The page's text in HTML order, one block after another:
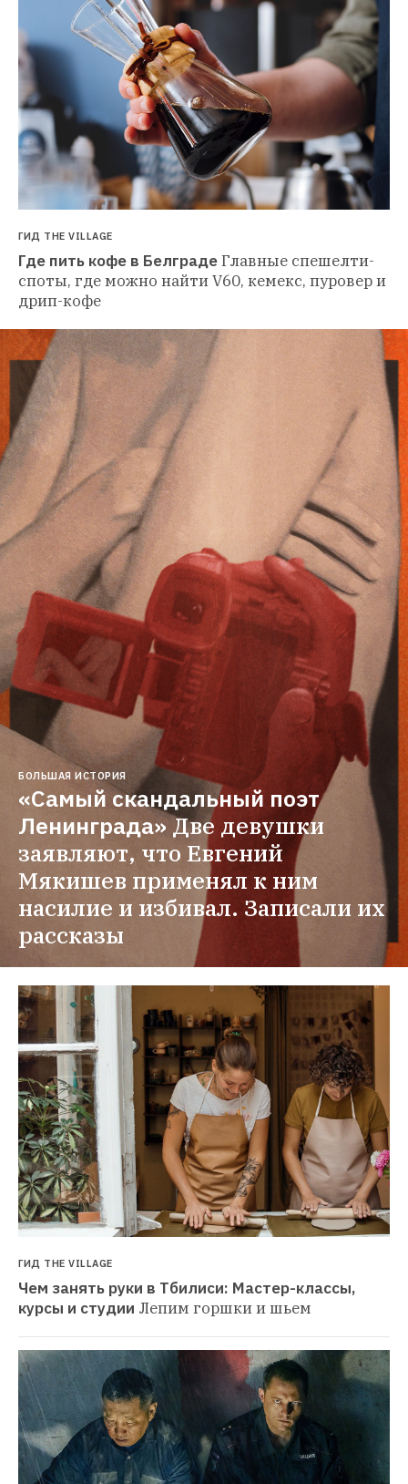
ГИД THE VILLAGE
Где пить кофе в БелградеГлавные спешелти-
споты, где можно найти V60, кемекс, пуровер и
дрип-кофе
БОЛЬШАЯ ИСТОРИЯ
«Самый скандальный поэт
Ленинграда»Две девушки
заявляют, что Евгений
Мякишев применял к ним
насилие и избивал. Записали их
рассказы
ГИД THE VILLAGE
Чем занять руки в Тбилиси: Мастер-классы,
курсы и студии Лепим горшки и шьем